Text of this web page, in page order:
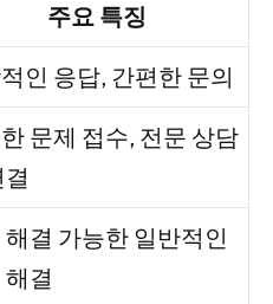
주요 특징
인 응답, 간편한 문의
문제 접수, 전문 상담
해결 가능한 일반적인
결